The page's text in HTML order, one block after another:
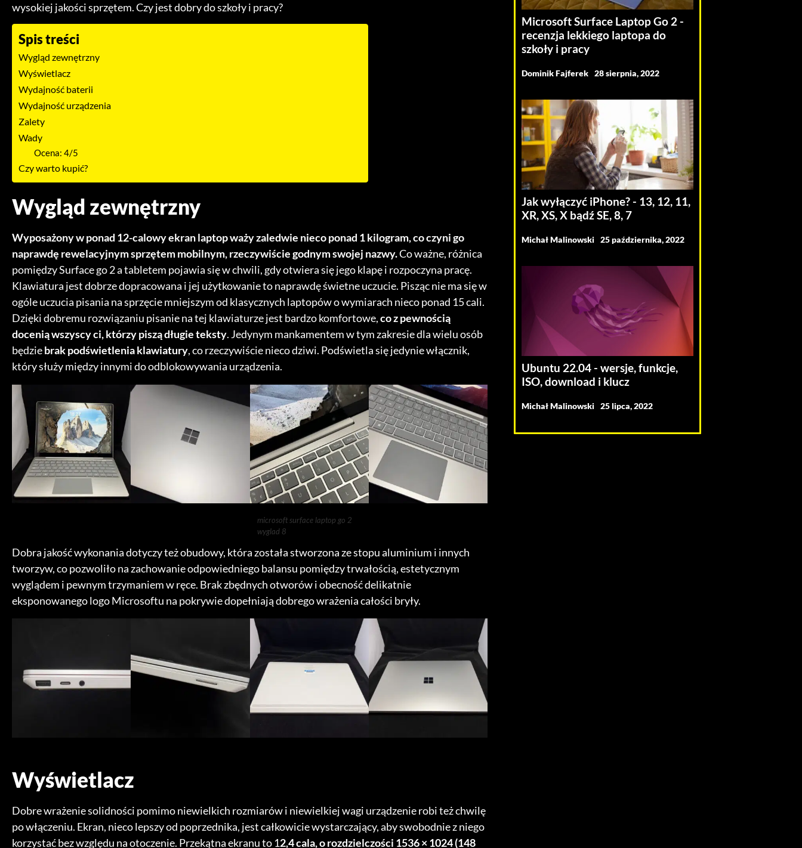
wysokiej jakości sprzętem. Czy jest dobry do szkoły i pracy?
Spis treści
Wygląd zewnętrzny
Wyświetlacz
Wydajność baterii
Wydajność urządzenia
Zalety
Wady
Ocena: 4/5
Czy warto kupić?
Wygląd zewnętrzny
Wyposażony w ponad 12-calowy ekran laptop waży zaledwie nieco ponad 1 kilogram, co czyni go
naprawdę rewelacyjnym sprzętem mobilnym, rzeczywiście godnym swojej nazwy.Co ważne, różnica
pomiędzy Surface go 2 a tabletem pojawia się w chwili, gdy otwiera się jego klapę i rozpoczyna pracę.
Klawiatura jest dobrze dopracowana i jej użytkowanie to naprawdę świetne uczucie. Pisząc nie ma się w
ogóle uczucia pisania na sprzęcie mniejszym od klasycznych laptopów o wymiarach nieco ponad 15 cali.
Dzięki dobremu rozwiązaniu pisanie na tej klawiaturze jest bardzo komfortowe,co z pewnością
docenią wszyscy ci, którzy piszą długie teksty. Jedynym mankamentem w tym zakresie dla wielu osób
będziebrak podświetlenia klawiatury, co rzeczywiście nieco dziwi. Podświetla się jedynie włącznik,
który służy między innymi do odblokowywania urządzenia.
microsoft surface laptop go 2
wyglad 8
Dobra jakość wykonania dotyczy też obudowy, która została stworzona ze stopu aluminium i innych
tworzyw, co pozwoliło na zachowanie odpowiedniego balansu pomiędzy trwałością, estetycznym
wyglądem i pewnym trzymaniem w ręce. Brak zbędnych otworów i obecność delikatnie
eksponowanego logo Microsoftu na pokrywie dopełniają dobrego wrażenia całości bryły.
Wyświetlacz
Dobre wrażenie solidności pomimo niewielkich rozmiarów i niewielkiej wagi urządzenie robi też chwilę
po włączeniu. Ekran, nieco lepszy od poprzednika, jest całkowicie wystarczający, aby swobodnie z niego
korzystać bez względu na otoczenie. Przekątna ekranu to 12,4 cala, o rozdzielczości 1536 × 1024 (148
Microsoft Surface Laptop Go 2 -
recenzja lekkiego laptopa do
szkoły i pracy
Dominik Fajferek 28 sierpnia, 2022
Jak wyłączyć iPhone? - 13, 12, 11,
XR, XS, X bądź SE, 8, 7
Michał Malinowski 25 października, 2022
Ubuntu 22.04 - wersje, funkcje,
ISO, download i klucz
Michał Malinowski 25 lipca, 2022